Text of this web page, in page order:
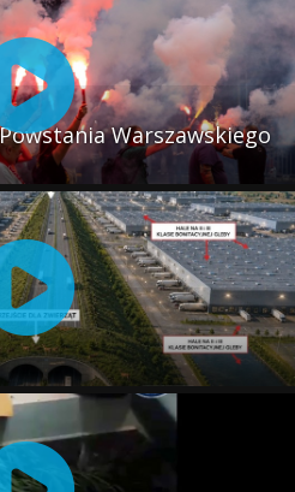
Warszawskiego